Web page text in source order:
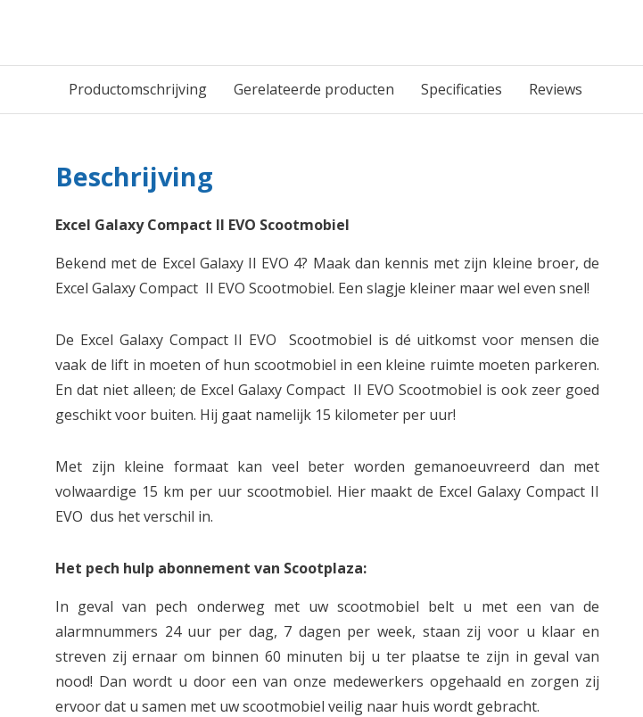
Productomschrijving Gerelateerde producten Specificaties Reviews
Beschrijving
Excel Galaxy Compact II EVO Scootmobiel
Bekend met de Excel Galaxy II EVO 4? Maak dan kennis met zijn kleine broer, de
Excel Galaxy Compact II EVO Scootmobiel. Een slagje kleiner maar wel even snel!
De Excel Galaxy Compact II EVO Scootmobiel is dé uitkomst voor mensen die
vaak de lift in moeten of hun scootmobiel in een kleine ruimte moeten parkeren.
En dat niet alleen; de Excel Galaxy Compact II EVO Scootmobiel is ook zeer goed
geschikt voor buiten. Hij gaat namelijk 15 kilometer per uur!
Met zijn kleine formaat kan veel beter worden gemanoeuvreerd dan met
volwaardige 15 km per uur scootmobiel. Hier maakt de Excel Galaxy Compact II
EVO dus het verschil in.
Het pech hulp abonnement van Scootplaza:
In geval van pech onderweg met uw scootmobiel belt u met een van de
alarmnummers 24 uur per dag, 7 dagen per week, staan zij voor u klaar en
streven zij ernaar om binnen 60 minuten bij u ter plaatse te zijn in geval van
nood! Dan wordt u door een van onze medewerkers opgehaald en zorgen zij
ervoor dat u samen met uw scootmobiel veilig naar huis wordt gebracht.